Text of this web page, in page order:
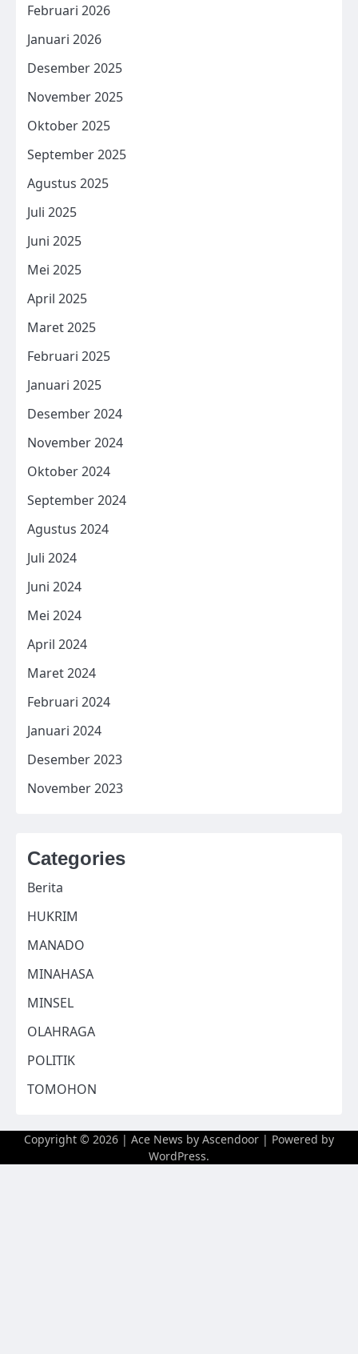
Februari 2026
Januari 2026
Desember 2025
November 2025
Oktober 2025
September 2025
Agustus 2025
Juli 2025
Juni 2025
Mei 2025
April 2025
Maret 2025
Februari 2025
Januari 2025
Desember 2024
November 2024
Oktober 2024
September 2024
Agustus 2024
Juli 2024
Juni 2024
Mei 2024
April 2024
Maret 2024
Februari 2024
Januari 2024
Desember 2023
November 2023
Categories
Berita
HUKRIM
MANADO
MINAHASA
MINSEL
OLAHRAGA
POLITIK
TOMOHON
Copyright © 2026 | Ace News by Ascendoor | Powered by
WordPress.